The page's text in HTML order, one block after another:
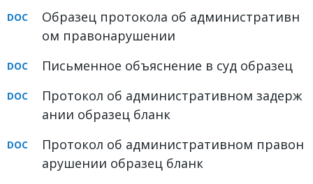
Образец протокола об административн
ом правонарушении
Письменное объяснение в суд образец
Протокол об административном задерж
ании образец бланк
Протокол об административном правон
арушении образец бланк